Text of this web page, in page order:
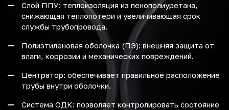
Слой ППУ: теплоизоляция из пенополиуретана,
снижающая теплопотери и увеличивающая срок
службы трубопровода.
Полиэтиленовая оболочка (ПЭ): внешняя защита от
влаги, коррозии и механических повреждений.
Центратор: обеспечивает правильное расположение
трубы внутри оболочки.
Система ОДК: позволяет контролировать состояние